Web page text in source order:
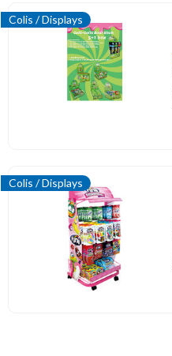
Colis / Displays
Colis / Displays